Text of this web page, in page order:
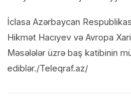
İclasa Azərbaycan
Hikmət Hacıyev və Avropa
Məsələlər üzrə baş katibinin
ediblər./Teleqraf.az/